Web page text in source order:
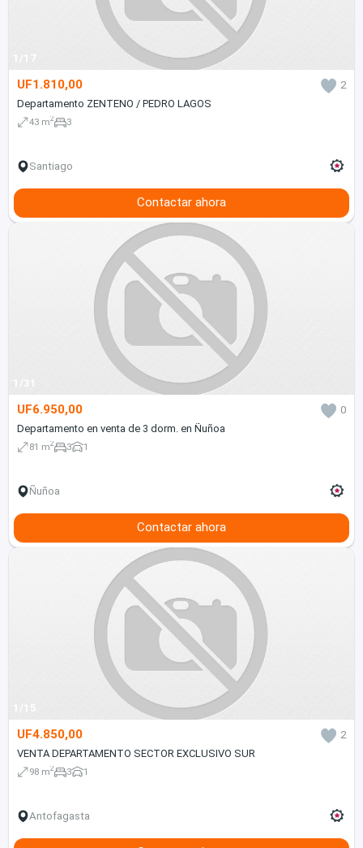
1/17
UF1.810,00
2
Departamento ZENTENO / PEDRO LAGOS
43 m2 3
Santiago
Contactar ahora
1/31
UF6.950,00
0
Departamento en venta de 3 dorm. en Ñuñoa
81 m2 3 1
Ñuñoa
Contactar ahora
1/15
UF4.850,00
2
VENTA DEPARTAMENTO SECTOR EXCLUSIVO SUR
98 m2 3 1
Antofagasta